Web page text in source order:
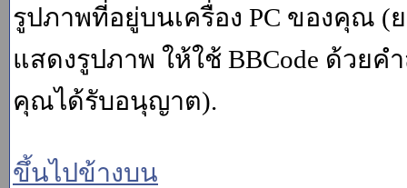
รูปภาพที่อยู่บนเครื่อง PC ของคุณ (
แสดงรูปภาพ ให้ใช้ BBCode ด้วย
คุณได้รับอนุญาต).
ขึ้นไปข้างบน